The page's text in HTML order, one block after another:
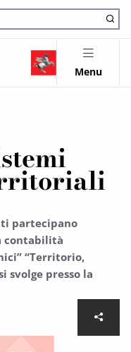
Menu
partecipano
contabilità
“Territorio,
svolge presso la